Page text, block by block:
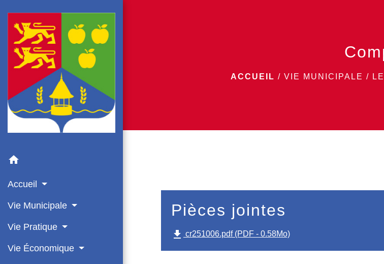
home
Accueil
Vie Municipale
Vie Pratique
Vie Économique
ACCUEIL / VIE MUNICIPALE /
Pièces jointes
file_download cr251006.pdf (PDF - 0.58Mo)